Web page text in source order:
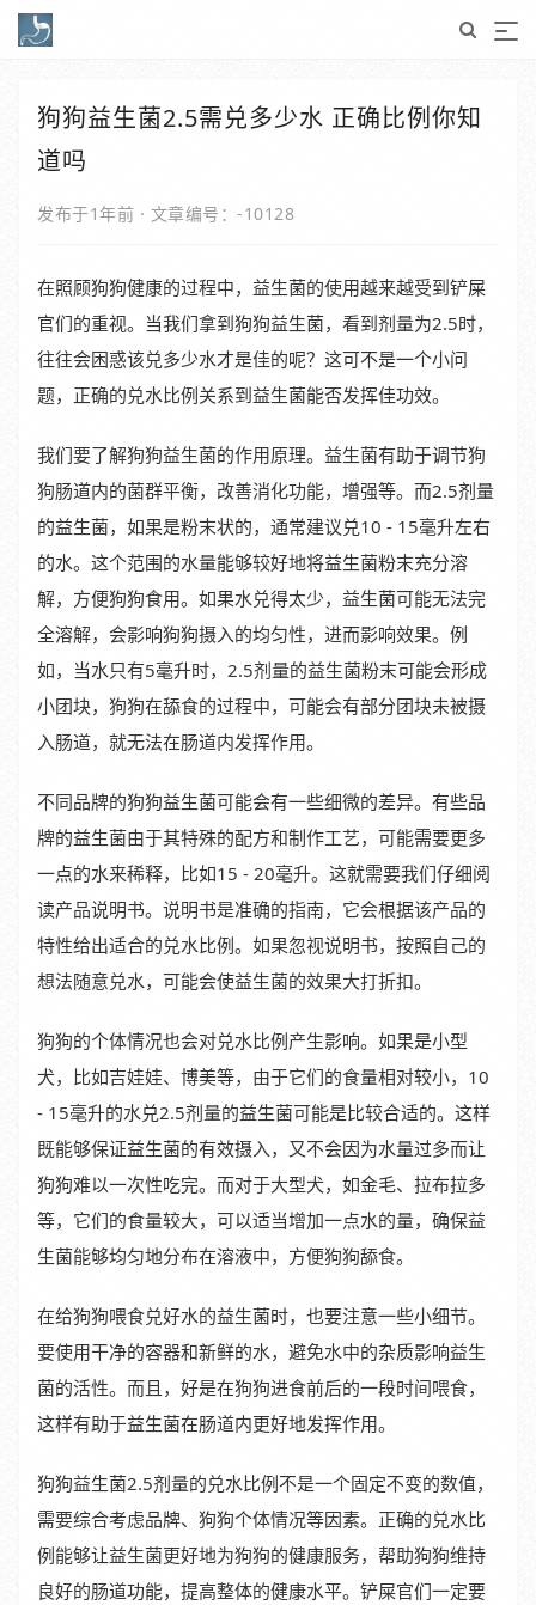
狗狗益生菌2.5需兑多少水 正确比例你知
道吗
发布于1年前 · 文章编号：-10128
在照顾狗狗健康的过程中，益生菌的使用越来越受到铲屎
官们的重视。当我们拿到狗狗益生菌，看到剂量为2.5时，
往往会困惑该兑多少水才是佳的呢？这可不是一个小问
题，正确的兑水比例关系到益生菌能否发挥佳功效。
我们要了解狗狗益生菌的作用原理。益生菌有助于调节狗
狗肠道内的菌群平衡，改善消化功能，增强等。而2.5剂量
的益生菌，如果是粉末状的，通常建议兑10 - 15毫升左右
的水。这个范围的水量能够较好地将益生菌粉末充分溶
解，方便狗狗食用。如果水兑得太少，益生菌可能无法完
全溶解，会影响狗狗摄入的均匀性，进而影响效果。例
如，当水只有5毫升时，2.5剂量的益生菌粉末可能会形成
小团块，狗狗在舔食的过程中，可能会有部分团块未被摄
入肠道，就无法在肠道内发挥作用。
不同品牌的狗狗益生菌可能会有一些细微的差异。有些品
牌的益生菌由于其特殊的配方和制作工艺，可能需要更多
一点的水来稀释，比如15 - 20毫升。这就需要我们仔细阅
读产品说明书。说明书是准确的指南，它会根据该产品的
特性给出适合的兑水比例。如果忽视说明书，按照自己的
想法随意兑水，可能会使益生菌的效果大打折扣。
狗狗的个体情况也会对兑水比例产生影响。如果是小型
犬，比如吉娃娃、博美等，由于它们的食量相对较小，10
- 15毫升的水兑2.5剂量的益生菌可能是比较合适的。这样
既能够保证益生菌的有效摄入，又不会因为水量过多而让
狗狗难以一次性吃完。而对于大型犬，如金毛、拉布拉多
等，它们的食量较大，可以适当增加一点水的量，确保益
生菌能够均匀地分布在溶液中，方便狗狗舔食。
在给狗狗喂食兑好水的益生菌时，也要注意一些小细节。
要使用干净的容器和新鲜的水，避免水中的杂质影响益生
菌的活性。而且，好是在狗狗进食前后的一段时间喂食，
这样有助于益生菌在肠道内更好地发挥作用。
狗狗益生菌2.5剂量的兑水比例不是一个固定不变的数值，
需要综合考虑品牌、狗狗个体情况等因素。正确的兑水比
例能够让益生菌更好地为狗狗的健康服务，帮助狗狗维持
良好的肠道功能，提高整体的健康水平。铲屎官们一定要